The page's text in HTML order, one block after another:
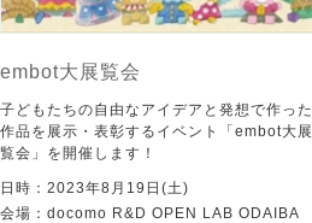
embot大展覧会
子どもたちの自由なアイデアと発想で作った
作品を展示・表彰するイベント「embot大展
覧会」を開催します！
日時：2023年8月19日(土)
会場：docomo R&D OPEN LAB ODAIBA